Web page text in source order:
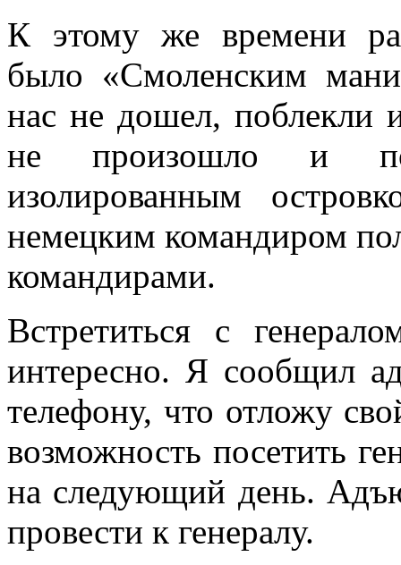
К этому же времени
было «Смоленским
нас не дошел, поблекли
не произошло и
изолированным
немецким командиром
командирами.
Встретиться с
интересно. Я сооб­щил
телефону, что отложу
возможность посетить
на следующий день.
провести к гене­ралу.